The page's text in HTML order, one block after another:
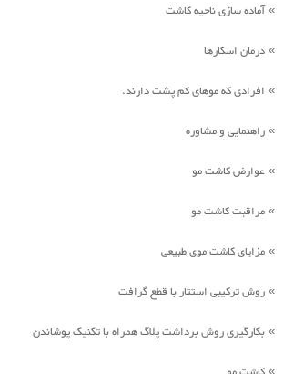
»آماده سازی ناحیه کاشت
» درمان اسکارها
» افرادی که موهای کم پشت دارند.
» راهنمایی و مشاوره
» عوارض کاشت مو
» مراقبت کاشت مو
» مزایای کاشت موی طبیعی
» روش ترکیبی استتار با قطع گرافت
» بکارگیری روش برداشت پلاگ همراه با تکنیک پوشاندن
»